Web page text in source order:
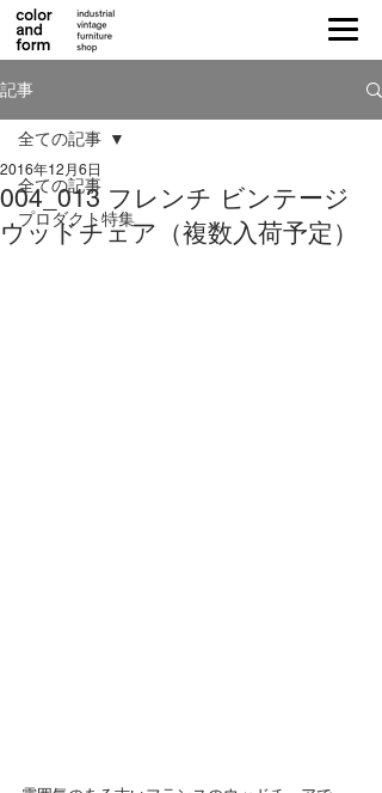
記事
全ての記事
プロダクト特集
全ての記事
004_013 フレンチ ビンテージ
ウッドチェア（複数入荷予定）
2016年12月6日